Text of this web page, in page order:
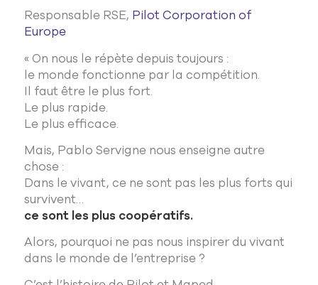
Responsable RSE, Pilot Corporation of
Europe
« On nous le répète depuis toujours :
le monde fonctionne par la compétition.
Il faut être le plus fort.
Le plus rapide.
Le plus efficace.
Mais, Pablo Servigne nous enseigne autre
chose :
Dans le vivant, ce ne sont pas les plus forts qui
survivent…
ce sont les plus coopératifs.
Alors, pourquoi ne pas nous inspirer du vivant
dans le monde de l’entreprise ?